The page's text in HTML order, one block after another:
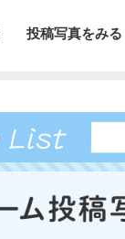
投稿写真をみる